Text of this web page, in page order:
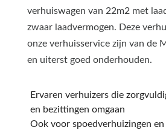
verhuiswagen van 22m2 met
zwaar laadvermogen. Deze
onze verhuisservice zijn van de
en uiterst goed onderhouden.
Ervaren verhuizers die
en bezittingen omgaan
Ook voor spoedverhuizingen